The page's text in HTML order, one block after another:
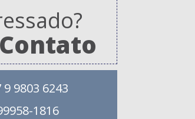
9803 6243
1816